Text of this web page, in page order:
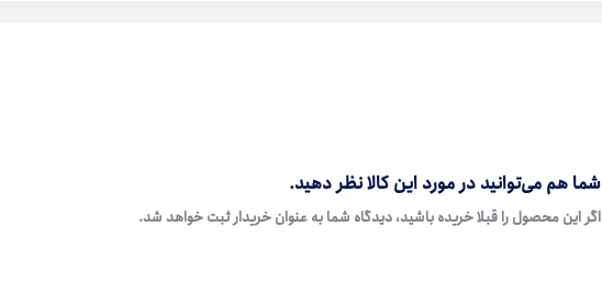
شما هم می‌توانید در مورد این کالا نظر دهید.
اگر این محصول را قبلا خریده باشید، دیدگاه شما به عنوان خریدار ثبت خواهد شد.